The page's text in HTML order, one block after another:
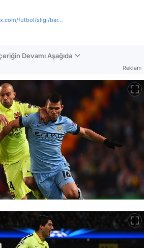
futbol/sligi/bar...
Devamı Aşağıda
Reklam